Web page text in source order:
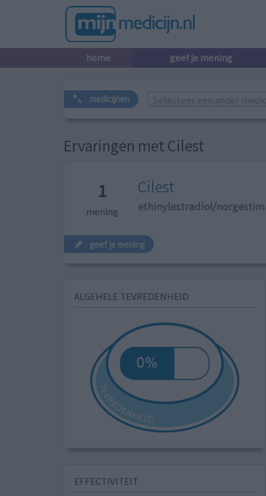
home geef je mening
medicijnen Selecteer een ander
Ervaringen met Cilest
1
mening
Cilest
ethinylestradiol/
geef je mening
ALGEHELE TEVREDENHEID
EFFECTIVITEIT